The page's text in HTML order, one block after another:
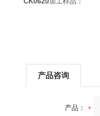
产品咨询
产品：